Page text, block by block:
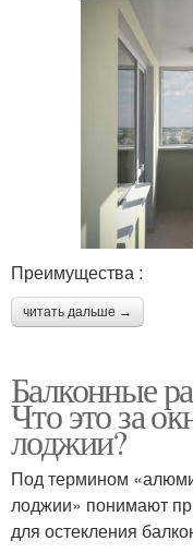
Преимущества :
читать дальше →
Балконные
Что это за
лоджии?
Под термином
лоджии» понимают
для остекления